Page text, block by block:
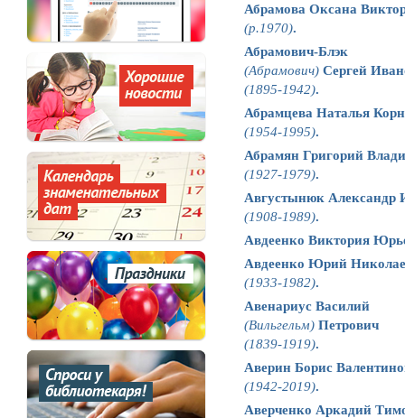
Абрамова Оксана
(р.1970).
Абрамович-Блэк
(Абрамович) Сергей
(1895-1942).
Абрамцева Наталья
(1954-1995).
Абрамян Григорий
(1927-1979).
Августынюк Александр
(1908-1989).
Авдеенко Виктория
Авдеенко Юрий
(1933-1982).
Авенариус Василий
(Вильгельм) Петрович
(1839-1919).
Аверин Борис
(1942-2019).
Аверченко Аркадий